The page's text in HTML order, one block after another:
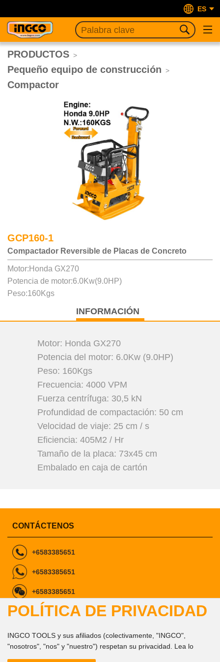
ES
PRODUCTOS >
Pequeño equipo de construcción >
Compactor
GCP160-1
Compactador Reversible de Placas de Concreto
Motor:Honda GX270
Potencia de motor:6.0Kw(9.0HP)
Peso:160Kgs
INFORMACIÓN
Motor: Honda GX270
Potencia del motor: 6.0Kw (9.0HP)
Peso: 160Kgs
Frecuencia: 4000 VPM
Fuerza centrífuga: 30,5 kN
Profundidad de compactación: 50 cm
Velocidad de viaje: 25 cm / s
Eficiencia: 405M2 / Hr
Tamaño de la placa: 73x45 cm
Embalado en caja de cartón
CONTÁCTENOS
+6583385651
+6583385651
+6583385651
ingcomarketing@gmail.com
Síganos
POLÍTICA DE PRIVACIDAD
INGCO TOOLS y sus afiliados (colectivamente, "INGCO",
"nosotros", "nos" y "nuestro") respetan su privacidad. Lea lo